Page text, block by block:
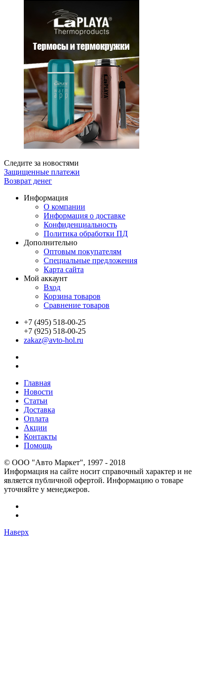
Следите за новостями
Защищенные платежи
Возврат денег
Информация
О компании
Информация о доставке
Конфиденциальность
Политика обработки ПД
Дополнительно
Оптовым покупателям
Специальные предложения
Карта сайта
Мой аккаунт
Вход
Корзина товаров
Сравнение товаров
+7 (495) 518-00-25
+7 (925) 518-00-25
zakaz@avto-hol.ru
Главная
Новости
Статьи
Доставка
Оплата
Акции
Контакты
Помощь
© OOO "Авто Маркет", 1997 - 2018
Информация на сайте носит справочный характер и не
является публичной офертой. Информацию о товаре
уточняйте у менеджеров.
Наверх